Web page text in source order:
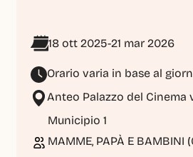
18 ott 2025-21 mar 2026
Orario varia in base al
Anteo Palazzo del Cinema
Municipio 1
MAMME, PAPÀ E BAMBINI